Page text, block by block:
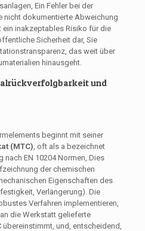
Ein Fehler bei der
nicht dokumentierte Abweichung
inakzeptables Risiko für die
Sicherheit dar, Sie
das weit über
hinausgeht.
und
beginnt mit seiner
(MTC) , oft als a bezeichnet
nach EN 10204 Normen, Dies
der chemischen
Eigenschaften des
Verlängerung). Die
Verfahren implementieren,
die Werkstatt gelieferte
und, entscheidend,